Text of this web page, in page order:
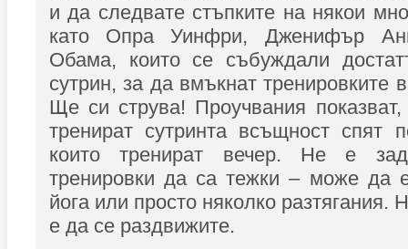
и да следвате стъпките на някои
като Опра Уинфри, Дженифър
Обама, които се събуждали
сутрин, за да вмъкнат тренировките
Ще си струва! Проучвания показват,
тренират сутринта всъщност спят
които тренират вечер. Не е
тренировки да са тежки – може да
йога или просто няколко
е да се раздвижите.